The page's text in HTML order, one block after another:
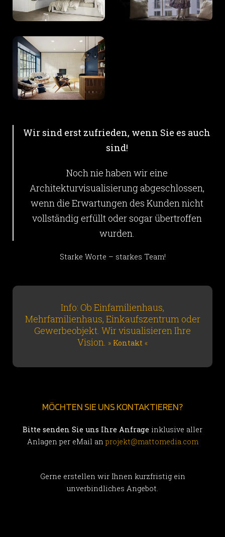
Wir sind erst zufrieden, wenn Sie es auch
sind!
Noch nie haben wir eine
Architekturvisualisierung abgeschlossen,
wenn die Erwartungen des Kunden nicht
vollständig erfüllt oder sogar übertroffen
wurden.
Starke Worte – starkes Team!
Info: Ob Einfamilienhaus,
Mehrfamilienhaus, Einkaufszentrum oder
Gewerbeobjekt. Wir visualisieren Ihre
Vision. » Kontakt «
MÖCHTEN SIE UNS KONTAKTIEREN?
Bitte senden Sie uns Ihre Anfrage inklusive aller
Anlagen per eMail an projekt@mattomedia.com
Gerne erstellen wir Ihnen kurzfristig ein
unverbindliches Angebot.